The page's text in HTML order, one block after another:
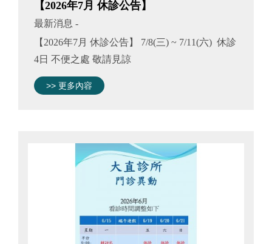
【2026年7月 休診公告】
最新消息 -
【2026年7月 休診公告】 7/8(三) ~ 7/11(六) 休診
4日 不便之處 敬請見諒
>> 更多內容